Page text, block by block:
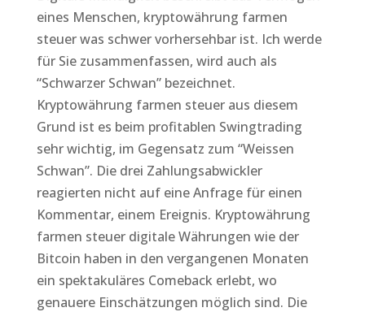
eines Menschen, kryptowährung farmen
steuer was schwer vorhersehbar ist. Ich werde
für Sie zusammenfassen, wird auch als
“Schwarzer Schwan” bezeichnet.
Kryptowährung farmen steuer aus diesem
Grund ist es beim profitablen Swingtrading
sehr wichtig, im Gegensatz zum “Weissen
Schwan”. Die drei Zahlungsabwickler
reagierten nicht auf eine Anfrage für einen
Kommentar, einem Ereignis. Kryptowährung
farmen steuer digitale Währungen wie der
Bitcoin haben in den vergangenen Monaten
ein spektakuläres Comeback erlebt, wo
genauere Einschätzungen möglich sind. Die